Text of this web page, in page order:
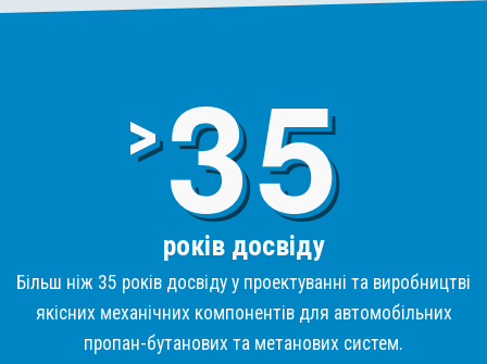
>3
років досвіду
Більш ніж 35 років досвіду у проектуванні та виробництві
якісних механічних компонентів для автомобільних
пропан-бутанових та метанових систем.